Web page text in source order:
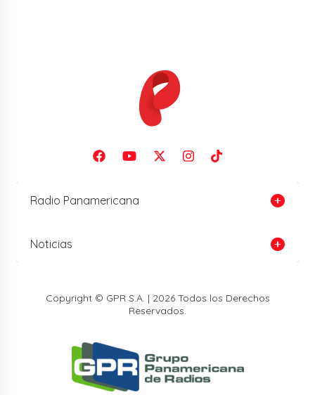
Radio Panamericana
Noticias
Copyright © GPR S.A. | 2026 Todos los Derechos
Reservados.